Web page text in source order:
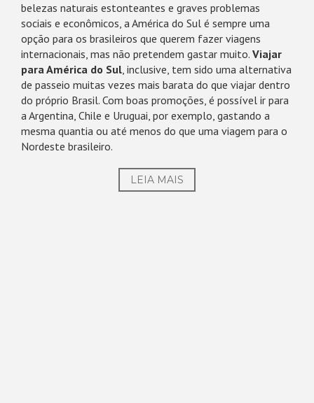
belezas naturais estonteantes e graves problemas
sociais e econômicos, a América do Sul é sempre uma
opção para os brasileiros que querem fazer viagens
internacionais, mas não pretendem gastar muito. Viajar
para América do Sul, inclusive, tem sido uma alternativa
de passeio muitas vezes mais barata do que viajar dentro
do próprio Brasil. Com boas promoções, é possível ir para
a Argentina, Chile e Uruguai, por exemplo, gastando a
mesma quantia ou até menos do que uma viagem para o
Nordeste brasileiro.
LEIA MAIS